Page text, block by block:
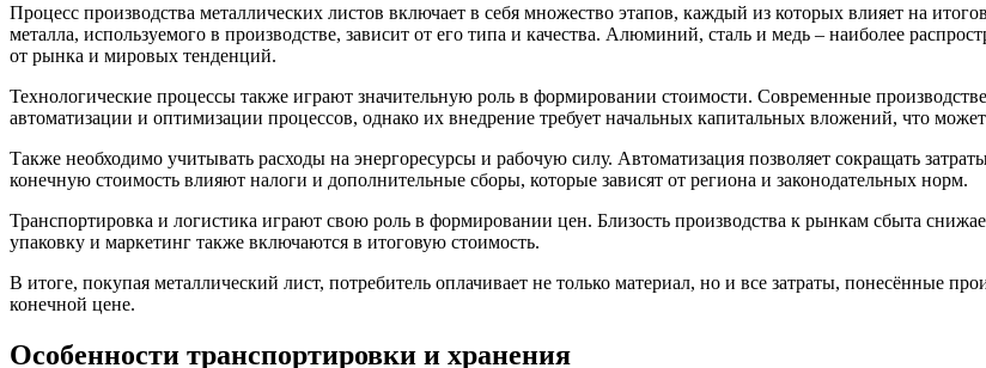
Процесс производства металлических листов включает в себя множество этапов, каждый из которых влияет на
металла, используемого в производстве, зависит от его типа и качества. Алюминий, сталь и медь – наиболее
от рынка и мировых тенденций.
Технологические процессы также играют значительную роль в формировании стоимости. Современные
автоматизации и оптимизации процессов, однако их внедрение требует начальных капитальных вложений, что
Также необходимо учитывать расходы на энергоресурсы и рабочую силу. Автоматизация позволяет сокращать
конечную стоимость влияют налоги и дополнительные сборы, которые зависят от региона и законодательных норм.
Транспортировка и логистика играют свою роль в формировании цен. Близость производства к рынкам сбыта
упаковку и маркетинг также включаются в итоговую стоимость.
В итоге, покупая металлический лист, потребитель оплачивает не только материал, но и все затраты, понесённые
конечной цене.
Особенности транспортировки и хранения